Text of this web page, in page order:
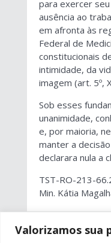
Valorizamos sua
para exercer
ausência ao
em afronta às
Federal de
constitucionais
intimidade, da
imagem (art. 5º,
Sob esses
unanimidade,
e, por maioria,
manter a
declarara nula a
TST-RO-213-
Min. Kátia
←ANTERIOR